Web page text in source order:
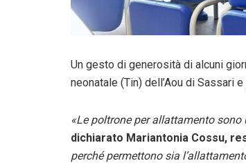
Un gesto di generosità di alcuni
neonatale (Tin) dell’Aou di Sassari
«Le poltrone per allattamento
dichiarato Mariantonia Cossu,
perché permettono sia